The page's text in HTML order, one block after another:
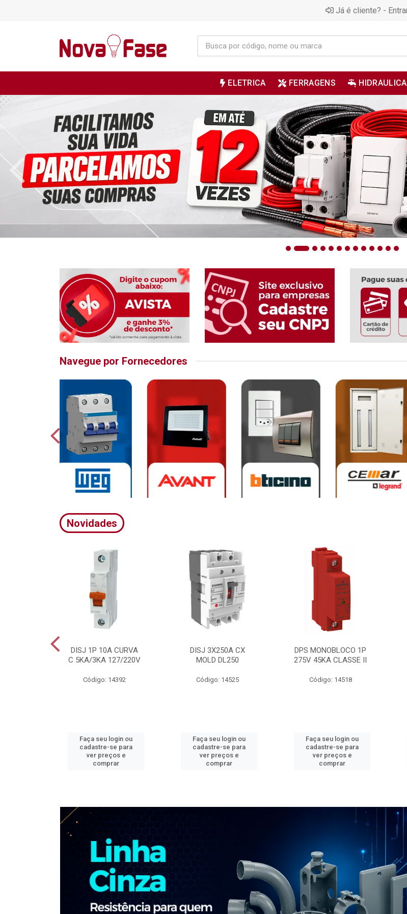
Já é cliente? -
ELETRICA FERRAGENS HIDRAULICA
Navegue por Fornecedores
Novidades
DISJ 1P 10A CURVA
C 5KA/3KA 127/220V
Código: 14392
Faça seu login ou
cadastre-se para
ver preços e
comprar
DISJ 3X250A CX
MOLD DL250
Código: 14525
Faça seu login ou
cadastre-se para
ver preços e
comprar
DPS MONOBLOCO 1P
275V 45KA CLASSE II
Código: 14518
Faça seu login ou
cadastre-se para
ver preços e
comprar